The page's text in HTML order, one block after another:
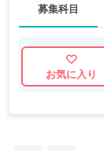
募集科目
お気に入り